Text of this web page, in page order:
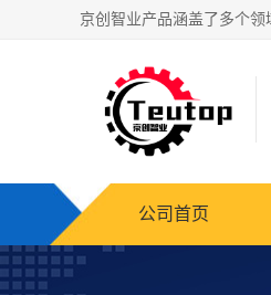
公司首页